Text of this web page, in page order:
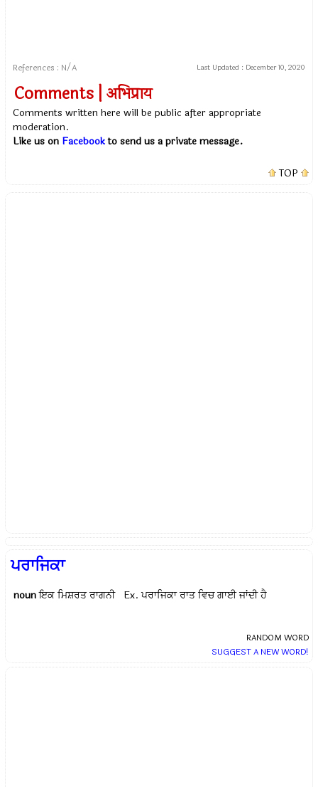
References : N/A Last Updated : December 10, 2020
Comments | अभिप्राय
Comments written here will be public after appropriate
moderation.
Like us on Facebookto send us a private message.
TOP
ਪਰਾਜਿਕਾ
noun ਇਕ ਮਿਸ਼ਰਤ ਰਾਗਨੀ Ex.ਪਰਾਜਿਕਾ ਰਾਤ ਵਿਚ ਗਾਈ ਜਾਂਦੀ ਹੈ
RANDOM WORD
SUGGEST A NEW WORD!